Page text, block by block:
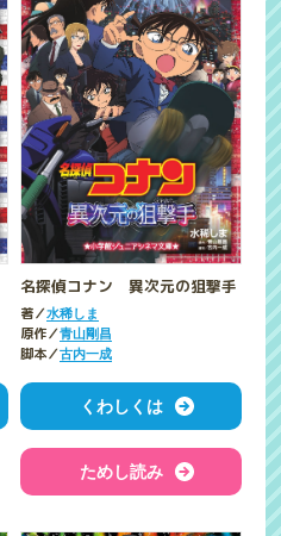
名探偵コナン 異次元の狙撃手
著／水稀しま
原作／青山剛昌
脚本／古内一成
くわしくは
ためし読み